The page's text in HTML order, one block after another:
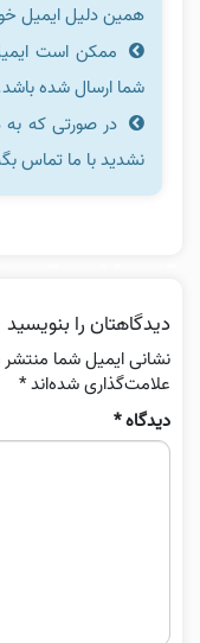
همین دلیل ایمیل
شما ارسال شده
در صورتی که به
نشدید با ما تماس
دیدگاهتان را بنویسید
نشانی ایمیل شما
علامت‌گذاری شده‌اند*
دیدگاه*